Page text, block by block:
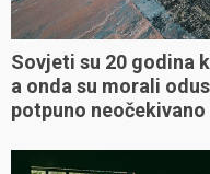
Sovjeti su 20 godina
a onda su morali
potpuno neočekivano